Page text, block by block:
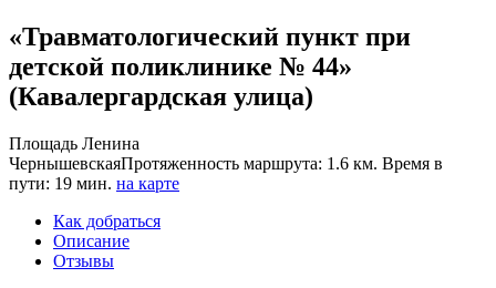
«Травматологический пункт при
детской поликлинике № 44»
(Кавалергардская улица)
Площадь Ленина
ЧернышевскаяПротяженность маршрута: 1.6 км. Время в
пути: 19 мин. на карте
Как добраться
Описание
Отзывы